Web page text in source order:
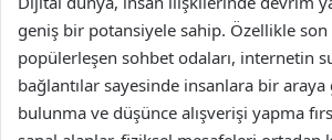
geniş bir potansiyele sahip. Özellikle son
popülerleşen sohbet odaları, internetin
bağlantılar sayesinde insanlara bir
bulunma ve düşünce alışverişi yapma